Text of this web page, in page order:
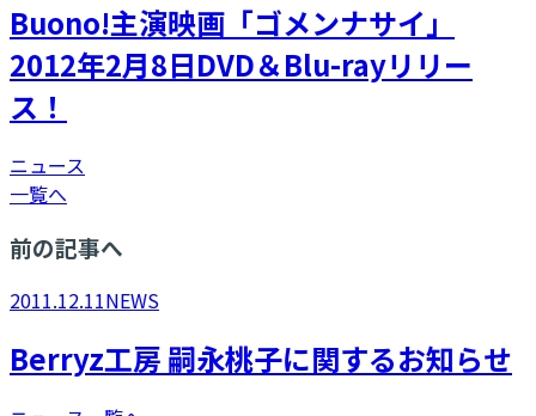
Buono!主演映画「ゴメンナサイ」
2012年2月8日DVD＆Blu-rayリリー
ス！
ニュース
一覧へ
前の記事へ
2011.12.11NEWS
Berryz工房 嗣永桃子に関するお知らせ